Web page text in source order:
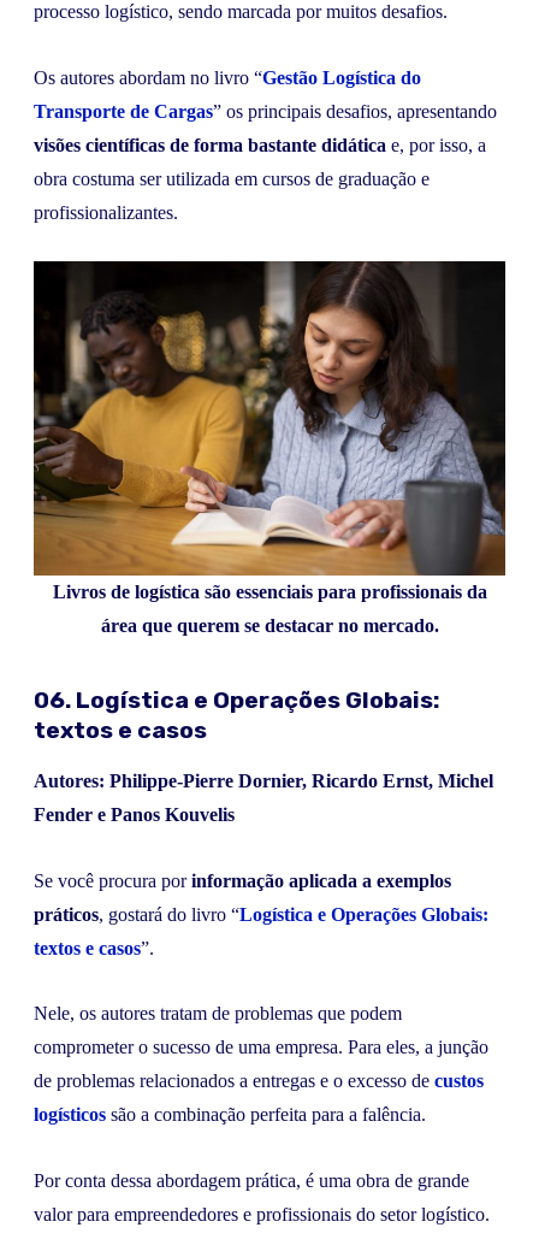
processo logístico, sendo marcada por muitos desafios.
Os autores abordam no livro “Gestão Logística do
Transporte de Cargas” os principais desafios, apresentando
visões científicas de forma bastante didática e, por isso, a
obra costuma ser utilizada em cursos de graduação e
profissionalizantes.
Livros de logística são essenciais para profissionais da
área que querem se destacar no mercado.
06. Logística e Operações Globais:
textos e casos
Autores: Philippe-Pierre Dornier, Ricardo Ernst, Michel
Fender e Panos Kouvelis
Se você procura porinformação aplicada a exemplos
práticos, gostará do livro “Logística e Operações Globais:
textos e casos”.
Nele, os autores tratam de problemas que podem
comprometer o sucesso de uma empresa. Para eles, a junção
de problemas relacionados a entregas e o excesso de custos
logísticos são a combinação perfeita para a falência.
Por conta dessa abordagem prática, é uma obra de grande
valor para empreendedores e profissionais do setor logístico.